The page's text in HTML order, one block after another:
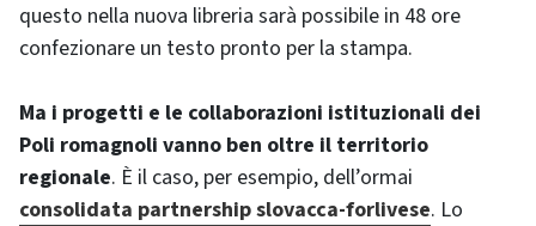
questo nella nuova libreria sarà possibile in 48 ore
confezionare un testo pronto per la stampa.
Ma i progetti e le collaborazioni istituzionali dei
Poli romagnoli vanno ben oltre il territorio
regionale. È il caso, per esempio, dell’ormai
consolidata partnership slovacca-forlivese. Lo